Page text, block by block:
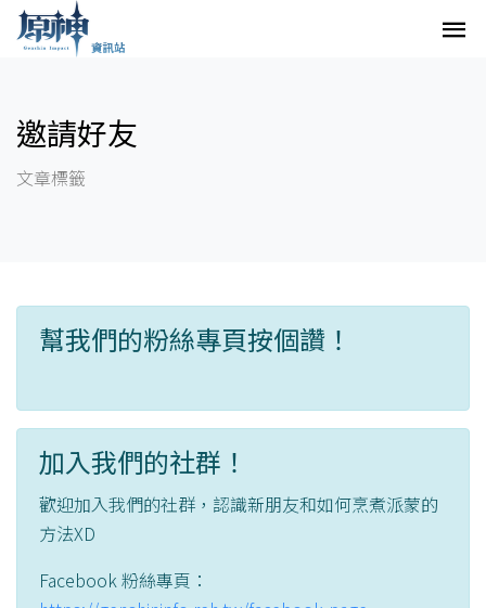
邀請好友
文章標籤
幫我們的粉絲專頁按個讚！
加入我們的社群！
歡迎加入我們的社群，認識新朋友和如何烹煮派蒙的
方法XD
Facebook 粉絲專頁：